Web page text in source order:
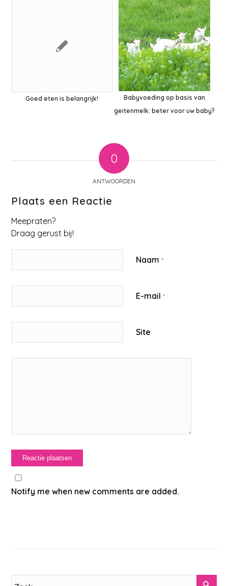
Goed eten is belangrijk!
Babyvoeding op basis van
geitenmelk: beter voor uw baby?
0
ANTWOORDEN
Plaats een Reactie
Meepraten?
Draag gerust bij!
Naam*
E-mail*
Site
Notify me when new comments are added.